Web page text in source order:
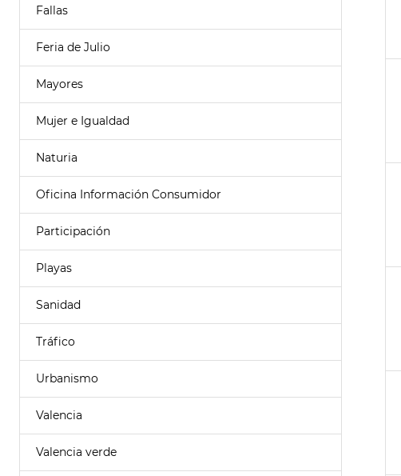
Fallas
Feria de Julio
Mayores
Mujer e Igualdad
Naturia
Oficina Información Consumidor
Participación
Playas
Sanidad
Tráfico
Urbanismo
Valencia
Valencia verde